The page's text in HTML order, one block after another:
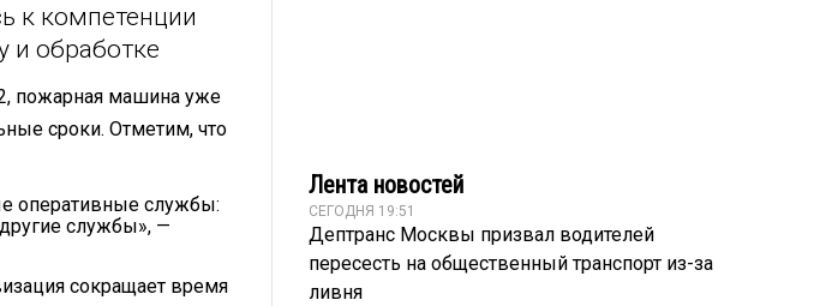
к компетенции
и обработке
пожарная машина уже
сроки. Отметим, что
оперативные службы:
службы», —
сокращает время
Лента новостей
СЕГОДНЯ 19:51
Дептранс Москвы призвал водителей
пересесть на общественный транспорт из-за
ливня